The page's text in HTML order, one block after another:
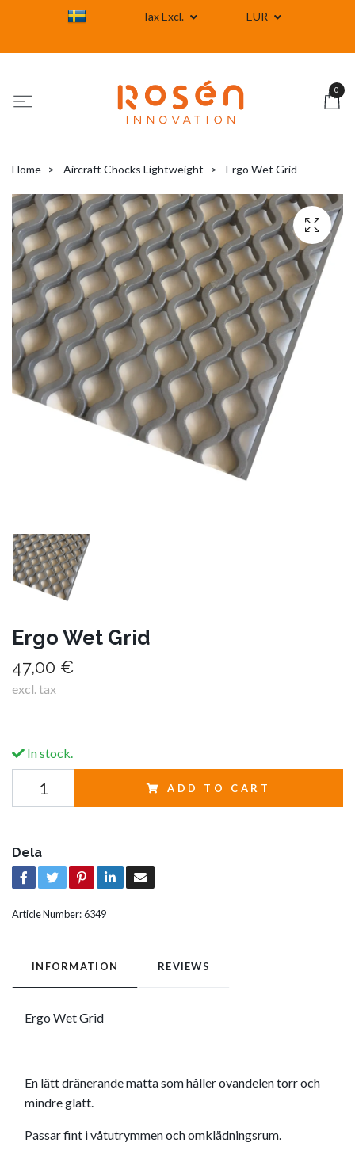
Tax Excl. EUR
0
Home Aircraft Chocks Lightweight Ergo Wet Grid
Ergo Wet Grid
47,00 €
excl. tax
In stock.
ADD TO CART
Dela
Article Number:6349
INFORMATION REVIEWS
Ergo Wet Grid
En lätt dränerande matta som håller ovandelen torr och
mindre glatt.
Passar fint i våtutrymmen och omklädningsrum.